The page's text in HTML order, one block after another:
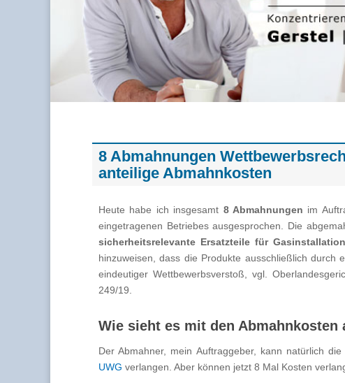
8 Abmahnungen
anteilige Abmahnkosten
Heute habe ich insgesamt 8 Abmahnungen im
eingetragenen Betriebes ausgesprochen. Die
sicherheitsrelevante Ersatzteile für
hinzuweisen, dass die Produkte ausschließlich durch
eindeutiger Wettbewerbsverstoß, vgl.
249/19.
Wie sieht es mit den Abmahnkosten
Der Abmahner, mein Auftraggeber, kann natürlich
UWG verlangen. Aber können jetzt 8 Mal Kosten